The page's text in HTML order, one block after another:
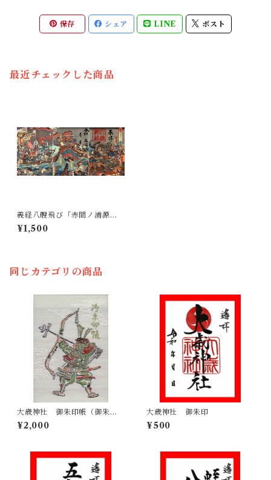
保存 シェア LINE ポスト
最近チェックした商品
義経八艘飛び「赤間ノ浦源平
大戦之図」３枚綴り R7 8/16~
¥1,500
同じカテゴリの商品
大歳神社 御朱印帳（御朱印
入り／特別義経印あり）
¥2,000
大歳神社 御朱印
¥500